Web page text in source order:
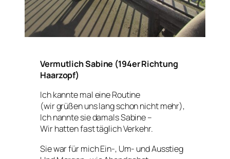
Vermutlich Sabine (194er Richtung
Haarzopf)
Ich kannte mal eine Routine
(wir grüßen uns lang schon nicht mehr),
Ich nannte sie damals Sabine –
Wir hatten fast täglich Verkehr.
Sie war für mich Ein-, Um- und Ausstieg